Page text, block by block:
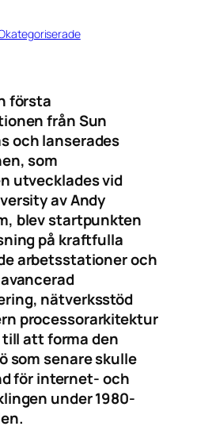
första
från Sun
och lanserades
som
utvecklades vid
av Andy
blev startpunkten
på kraftfulla
arbetsstationer och
nätverksstöd
processorarkitektur
till att forma den
som senare skulle
för internet- och
under 1980-